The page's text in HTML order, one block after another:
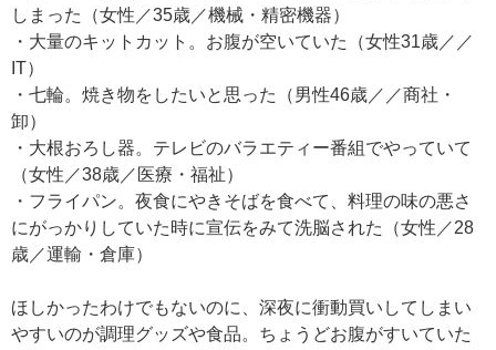
しまった（女性／35歳／機械・精密機器）
・大量のキットカット。お腹が空いていた（女性31歳／／
IT）
・七輪。焼き物をしたいと思った（男性46歳／／商社・
卸）
・大根おろし器。テレビのバラエティー番組でやっていて
（女性／38歳／医療・福祉）
・フライパン。夜食にやきそばを食べて、料理の味の悪さ
にがっかりしていた時に宣伝をみて洗脳された（女性／28
歳／運輸・倉庫）
ほしかったわけでもないのに、深夜に衝動買いしてしまい
やすいのが調理グッズや食品。ちょうどお腹がすいていた